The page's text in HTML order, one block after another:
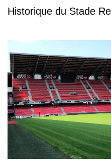
Historique du Stade